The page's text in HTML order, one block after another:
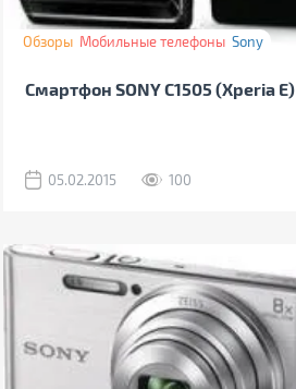
Обзоры Мобильные телефоны Sony
Смартфон SONY C1505 (Xperia E)
05.02.2015 100